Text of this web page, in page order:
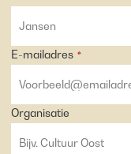
E-mailadres *
Organisatie